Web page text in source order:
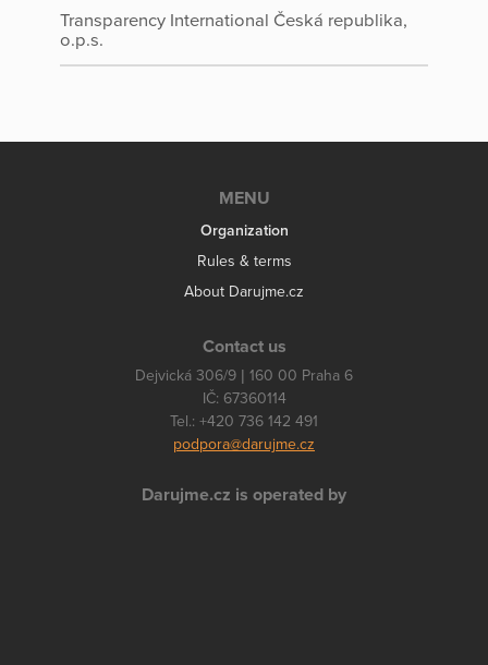
Transparency International Česká republika,
o.p.s.
MENU
Organization
Rules & terms
About Darujme.cz
Contact us
Dejvická 306/9 | 160 00 Praha 6
IČ: 67360114
Tel.: +420 736 142 491
podpora@darujme.cz
Darujme.cz is operated by